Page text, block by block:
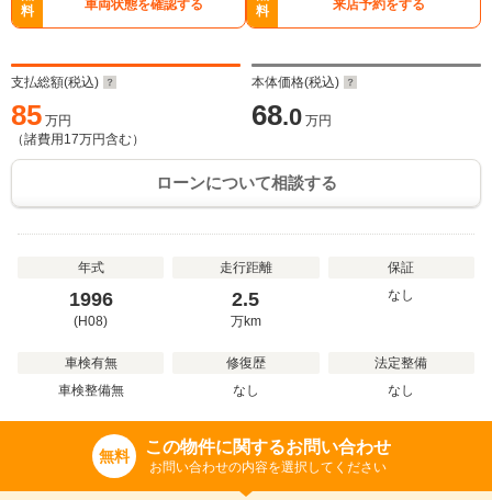
料
車両状態を確認する
料
来店予約をする
支払総額(税込)
85 万円
（諸費用 17万円含む）
本体価格(税込)
68.0 万円
ローンについて相談する
年式
1996
(H08)
走行距離
2.5
万km
保証
なし
車検有無
車検整備無
修復歴
なし
法定整備
なし
無料 この物件に関するお問い合わせ
お問い合わせの内容を選択してください